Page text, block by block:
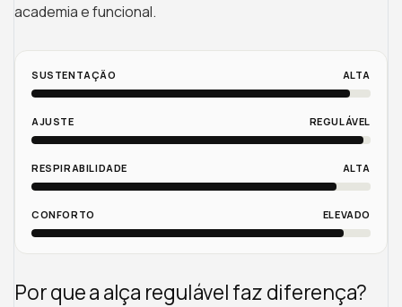
academia e funcional.
SUSTENTAÇÃO ALTA
AJUSTE REGULÁVEL
RESPIRABILIDADE ALTA
CONFORTO ELEVADO
Por que a alça regulável faz diferença?